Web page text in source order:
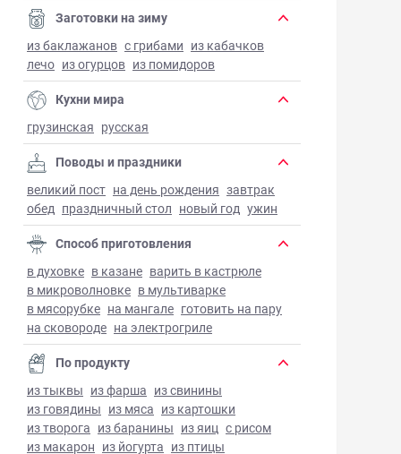
Заготовки на зиму
из баклажанов с грибами из кабачков
лечо из огурцов из помидоров
Кухни мира
грузинская русская
Поводы и праздники
великий пост на день рождения завтрак
обед праздничный стол новый год ужин
Способ приготовления
в духовке в казане варить в кастрюле
в микроволновке в мультиварке
в мясорубке на мангале готовить на пару
на сковороде на электрогриле
По продукту
из тыквы из фарша из свинины
из говядины из мяса из картошки
из творога из баранины из яиц с рисом
из макарон из йогурта из птицы